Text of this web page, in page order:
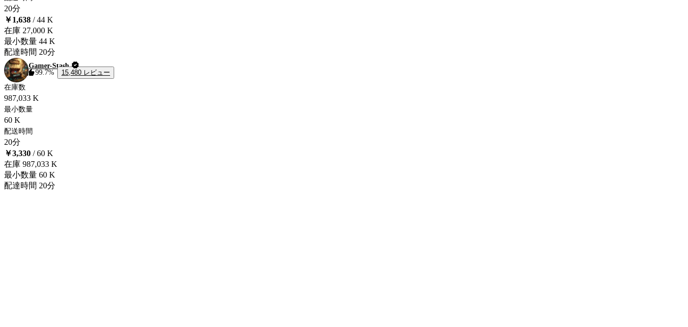
20分
￥1,638 / 44 K
在庫 27,000 K
最小数量 44 K
配達時間 20分
Gamer-Stash
99.7%
15,480 レビュー
在庫数
987,033 K
最小数量
60 K
配送時間
20分
￥3,330 / 60 K
在庫 987,033 K
最小数量 60 K
配達時間 20分